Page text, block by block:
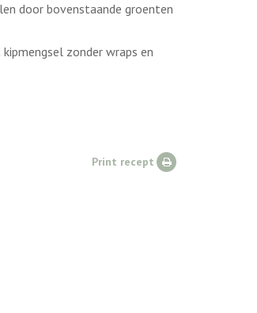
door bovenstaande groenten
zonder wraps en
Print recept